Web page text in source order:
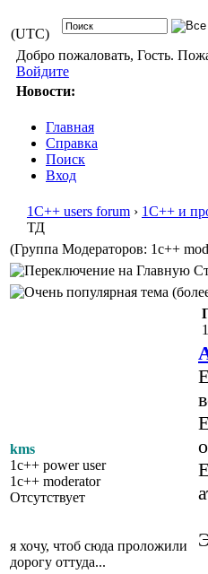
(UTC)
Добро пожаловать, Гость.
Войдите
Новости:
Главная
Справка
Поиск
Вход
1С++ users forum › 1С++ и
ТД
(Группа Модераторов: 1c++
kms
1c++ power user
1c++ moderator
Отсутствует
я хочу, чтоб сюда проложили
дорогу оттуда...